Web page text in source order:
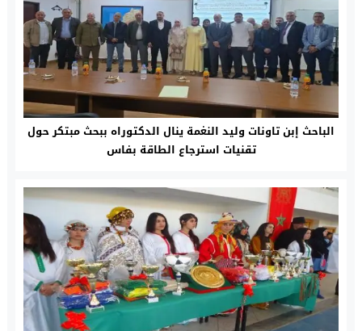
الباحث إبن تاونات وليد النغمة ينال الدكتوراه ببحث مبتكر حول
تقنيات استرجاع الطاقة بفاس